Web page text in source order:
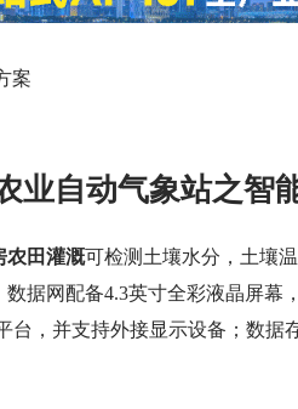
案
业自动气象站之智
农田灌溉可检测土壤水分，土壤
据网配备4.3英寸全彩液晶屏幕
台，并支持外接显示设备；数